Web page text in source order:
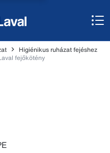
Higiénikus ruházat fejéshez
fejőkötény